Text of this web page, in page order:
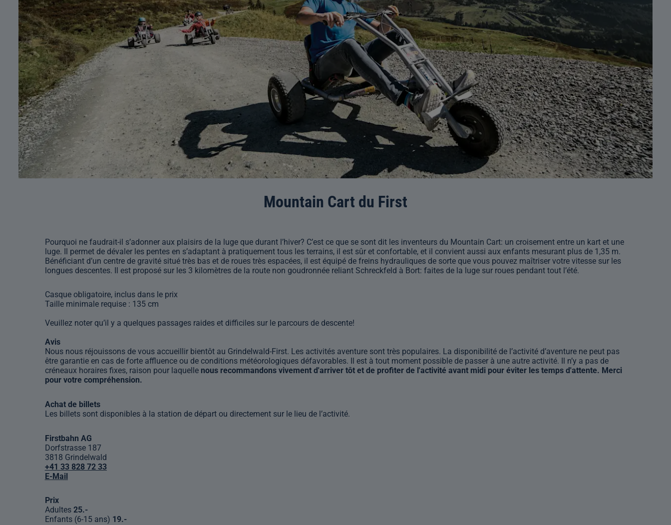
Mountain Cart du First
Pourquoi ne faudrait-il s’adonner aux plaisirs de la luge que durant l’hiver? C’est ce que se sont dit les inventeurs du Mountain Cart: un croisement entre un kart et une
luge. Il permet de dévaler les pentes en s’adaptant à pratiquement tous les terrains, il est sûr et confortable, et il convient aussi aux enfants mesurant plus de 1,35 m.
Bénéficiant d’un centre de gravité situé très bas et de roues très espacées, il est équipé de freins hydrauliques de sorte que vous pouvez maîtriser votre vitesse sur les
longues descentes. Il est proposé sur les 3 kilomètres de la route non goudronnée reliant Schreckfeld à Bort: faites de la luge sur roues pendant tout l’été.
Casque obligatoire, inclus dans le prix
Taille minimale requise : 135 cm
Veuillez noter qu’il y a quelques passages raides et difficiles sur le parcours de descente!
Avis
Nous nous réjouissons de vous accueillir bientôt au Grindelwald-First. Les activités aventure sont très populaires. La disponibilité de l’activité d’aventure ne peut pas
être garantie en cas de forte affluence ou de conditions météorologiques défavorables. Il est à tout moment possible de passer à une autre activité. Il n’y a pas de
créneaux horaires fixes, raison pour laquelle nous recommandons vivement d'arriver tôt et de profiter de l'activité avant midi pour éviter les temps d'attente. Merci
pour votre compréhension.
Achat de billets
Les billets sont disponibles à la station de départ ou directement sur le lieu de l’activité.
Firstbahn AG
Dorfstrasse 187
3818 Grindelwald
+41 33 828 72 33
E-Mail
Prix
Adultes 25.-
Enfants (6-15 ans) 19.-